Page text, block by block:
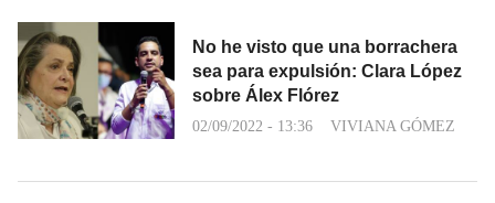
No he visto que una borrachera
sea para expulsión: Clara López
sobre Álex Flórez
02/09/2022 - 13:36 VIVIANA GÓMEZ